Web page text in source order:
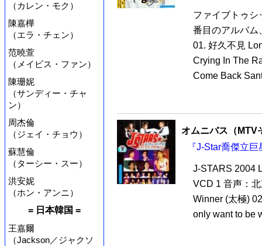
（カレン・モク）
陳嘉樺
（エラ・チェン）
范曉萱
（メイビス・ファン）
陳珊妮
（サンディー・チャ
ン）
周杰倫
（ジェイ・チョウ）
蘇慧倫
（ターシー・スー）
洪安妮
（ホン・アンニ）
= 日本韓国 =
王嘉爾
（Jackson／ジャクソ
ファイブトゥ
番目のアルバム
01. 好久不見
Crying In The
Come Back
オムニバス（MTV
『J-Star喬傑立
J-STARS 2004
VCD 1 音声：
Winner (太極)
only want to be